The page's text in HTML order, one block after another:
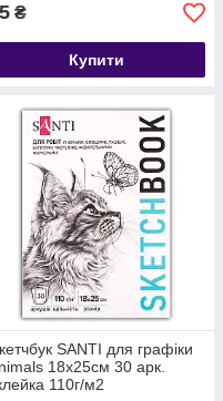
₴
Купити
SANTI для графіки
18х25см 30 арк.
110г/м2